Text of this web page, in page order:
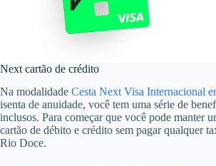
Next cartão de crédito
Na modalidade Cesta Next Visa Internacional
isenta de anuidade, você tem uma série de
inclusos. Para começar que você pode manter
cartão de débito e crédito sem pagar qualquer
Rio Doce.